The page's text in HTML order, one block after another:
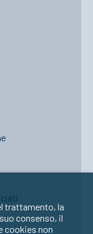
trattamento, la
consenso, il
cookies non